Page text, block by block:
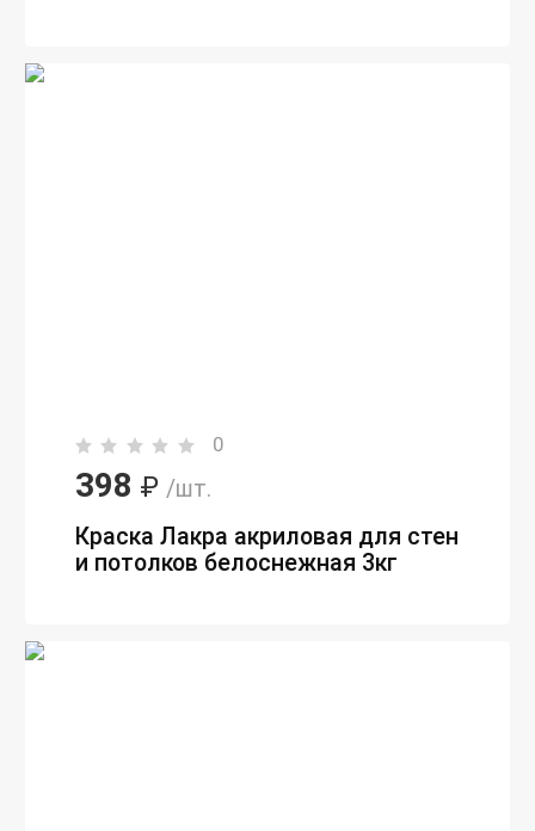
0
398 ₽ /шт.
Краска Лакра акриловая для стен
и потолков белоснежная 3кг